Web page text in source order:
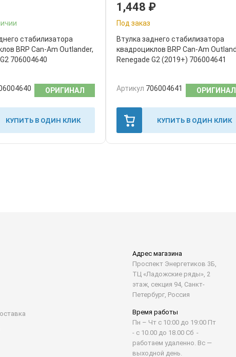
стабилизатора
BRP Can-Am Outlander,
706004640
ОРИГИНАЛ
КУПИТЬ В ОДИН КЛИК
1,448 ₽
Под заказ
Втулка заднего стабилизатора
квадроциклов BRP Can-Am
Renegade G2 (2019+) 706004641
Артикул 706004641 ОРИГИНАЛ
КУПИТЬ В ОДИН КЛИК
Адрес магазина
Проспект Энергетиков 3Б,
ТЦ «Ладожские ряды», 2
этаж, секция 94, Санкт-
Петербург, Россия
Время работы
Пн – Чт с 10:00 до 19:00 Пт
- с 10.00 до 18.00 Сб -
работаем удаленно. Вс —
выходной день.